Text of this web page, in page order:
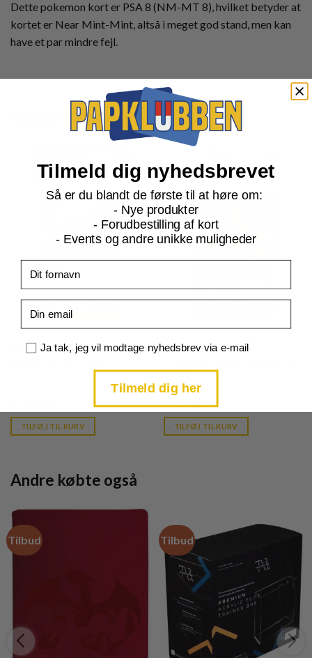
Dette pokemon kort er PSA 8 (NM-MT 8), hvilket betyder at
kortet er Near Mint-Mint, altså i meget god stand, men kan
have et par mindre fejl.
Relaterede produkter
EX Sandstorm
price
is:
kr. 39,95.
TILFØJ TIL KURV
Legendary Collection
BGS 8
kr.60.000,00
price
is:
kr. 39,95.
TILFØJ TIL KURV
Andre købte også
Tilbud Tilbud
Tilmeld dig nyhedsbrevet
Så er du blandt de første til at høre om:
- Nye produkter
- Forudbestilling af kort
- Events og andre unikke muligheder
Samtykke
Ja tak, jeg vil modtage nyhedsbrev via e-mail
Tilmeld dig her